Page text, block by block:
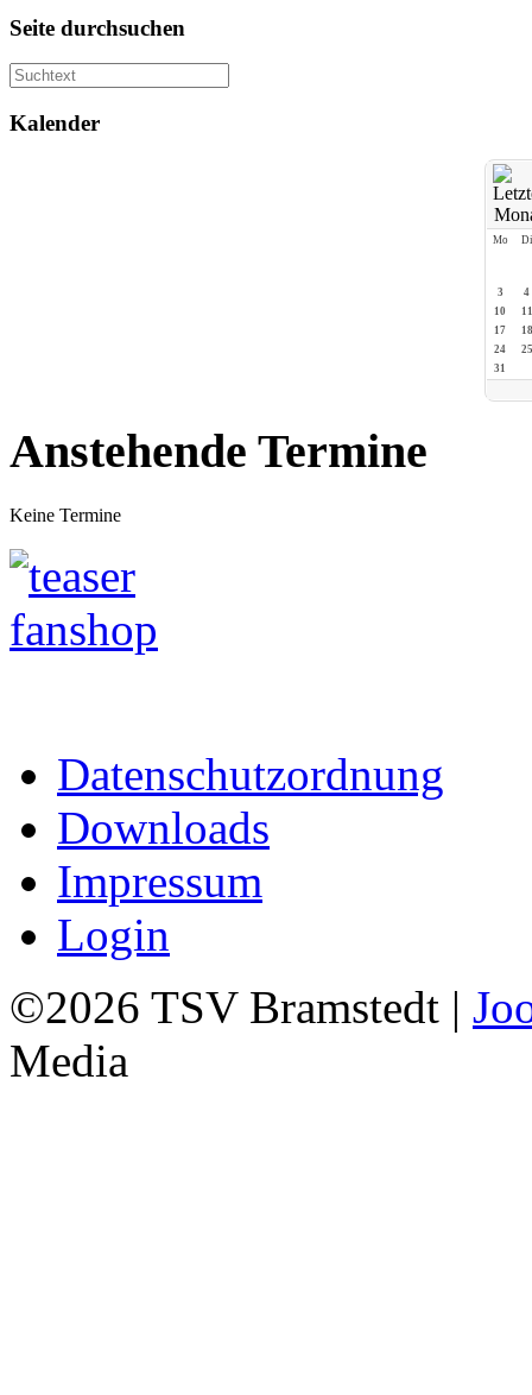
Seite durchsuchen
Kalender
Mo Di
3
4
10
11
17
18
24
25
31
Anstehende Termine
Keine Termine
Datenschutzordnung
Downloads
Impressum
Login
©2026 TSV Bramstedt |
Media